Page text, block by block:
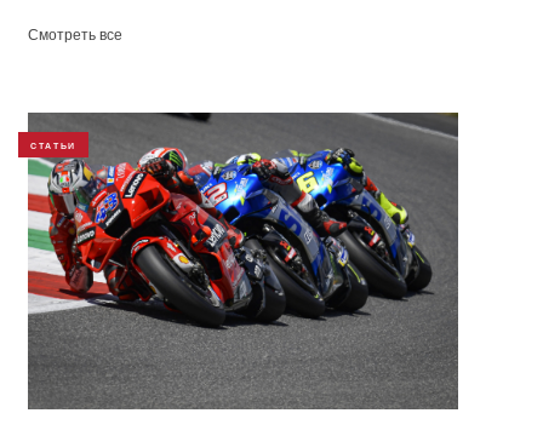
Смотреть все
СТАТЬИ